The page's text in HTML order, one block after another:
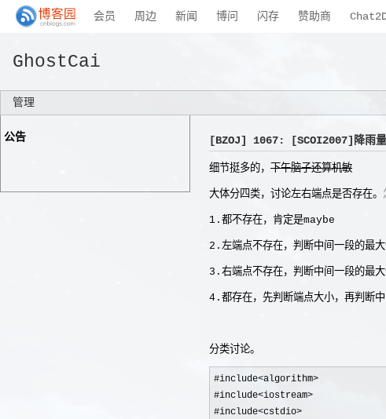
会员 周边 新闻 博问 闪存 赞助商
GhostCai
管理
[BZOJ] 1067: [SCOI2007]降雨量
细节挺多的， 下午脑子还算机敏
大体分四类，讨论左右端点是否存在。
1.都不存在，肯定是maybe
2.左端点不存在，判断中间一段的最
3.右端点不存在，判断中间一段的最
4.都存在，先判断端点大小，再判断
分类讨论。
#include<algorithm>
#include<iostream>
#include<cstdio>
公告